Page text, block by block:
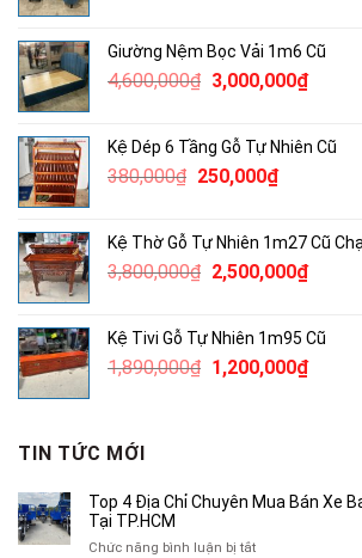
3,300,000₫.là:
Giường Nệm Bọc Vải 1m6 Cũ
4,600,000₫ Giá
4,600,000₫.
3,000,000₫Giá
là:
Kệ Dép 6 Tầng Gỗ Tự Nhiên Cũ
380,000₫ Giá
380,000₫.
250,000₫Giá
là:
250,000₫.
Kệ Thờ Gỗ Tự Nhiên 1m27 Cũ
3,800,000₫ Giá
3,800,000₫.
2,500,000₫Giá
là:
Kệ Tivi Gỗ Tự Nhiên 1m95 Cũ
1,890,000₫ Giá
1,200,000₫Giá
TIN TỨC MỚI
Top 4 Địa Chỉ Chuyên Mua Bán Xe
Tại TP.HCM
Chức năng bình luận bị tắtở